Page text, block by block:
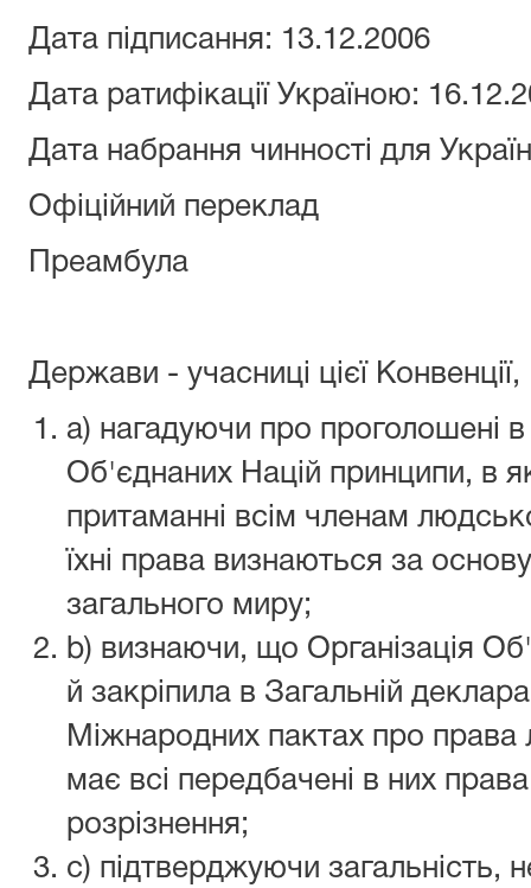
Дата підписання: 13.12.2006
Дата ратифікації Україною:
Дата набрання чинності для
Офіційний переклад
Преамбула
Держави - учасниці цієї Конвенції,
a) нагадуючи про проголошені в
Об'єднаних Націй принципи, в
притаманні всім членам
їхні права визнаються за
загального миру;
b) визнаючи, що Організація
й закріпила в Загальній
Міжнародних пактах про
має всі передбачені в них
розрізнення;
c) підтверджуючи загальність,